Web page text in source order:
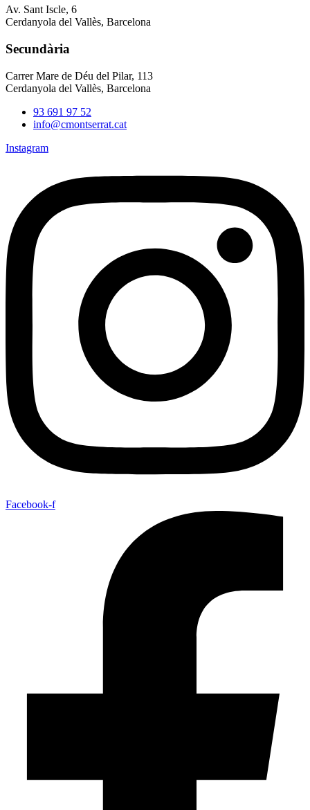
Av. Sant Iscle, 6
Cerdanyola del Vallès, Barcelona
Secundària
Carrer Mare de Déu del Pilar, 113
Cerdanyola del Vallès, Barcelona
93 691 97 52
info@cmontserrat.cat
Instagram
Facebook-f